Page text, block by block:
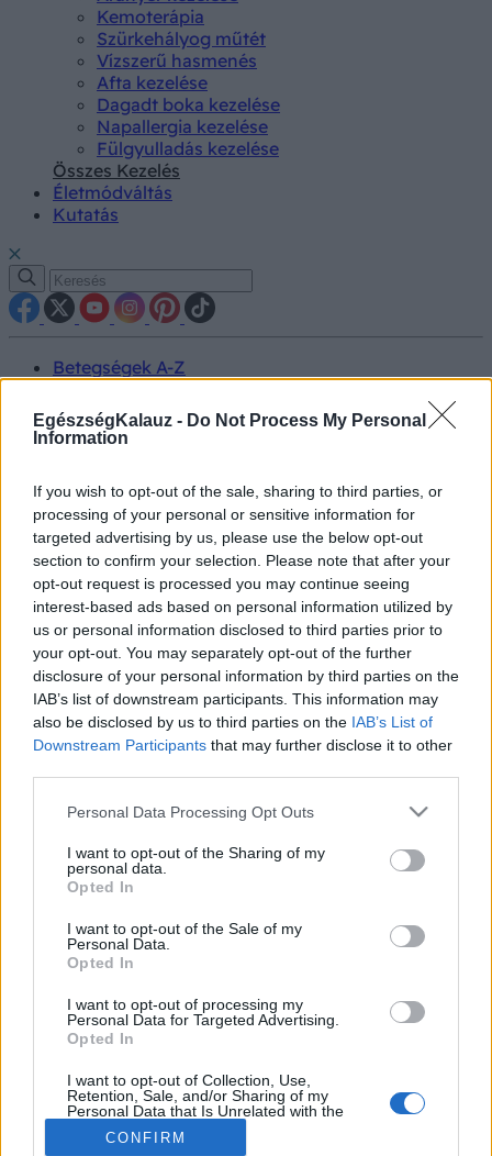
EgészségKalauz - Do Not Process My Personal
Information
If you wish to opt-out of the sale, sharing to third parties, or
processing of your personal or sensitive information for
targeted advertising by us, please use the below opt-out
section to confirm your selection. Please note that after your
opt-out request is processed you may continue seeing
interest-based ads based on personal information utilized by
us or personal information disclosed to third parties prior to
your opt-out. You may separately opt-out of the further
disclosure of your personal information by third parties on the
IAB’s list of downstream participants. This information may
also be disclosed by us to third parties on the IAB’s List of
Downstream Participants that may further disclose it to other
Please note that this website/app uses one or more Google
not limited to your visit or usage behaviour. You may click to
grant or deny consent to Google and its third-party tags to
use your data for below specified purposes in below Google
consent section.
Personal Data Processing Opt Outs
I want to opt-out of the Sharing of my
personal data.
Opted In
I want to opt-out of the Sale of my
Personal Data.
Opted In
I want to opt-out of processing my
Personal Data for Targeted Advertising.
Opted In
I want to opt-out of Collection, Use,
Retention, Sale, and/or Sharing of my
Personal Data that Is Unrelated with the
Purposes for which it was collected.
Opted Out
CONFIRM
Kemoterápia
Szürkehályog műtét
Vízszerű hasmenés
Afta kezelése
Dagadt boka kezelése
Napallergia kezelése
Fülgyulladás kezelése
Összes Kezelés
Életmódváltás
Kutatás
Betegségek A-Z
Vizsgálat
Kezelés
Prevenció
Hírek
Videók
Kisállatok egészsége
#allergia#influenza#cukorbetegség
#orvosmeteorológia#vérnyomás#stroke#rákbetegség
#pajzsmirigy #reflux#ekcéma #herpesz
Regisztráció
Maszk